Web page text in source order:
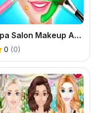
Spa Salon Makeup Artist
0 (0)